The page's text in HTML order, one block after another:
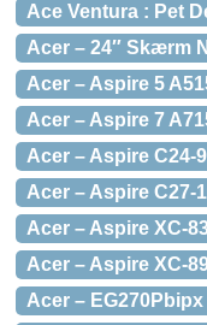
Ace Ventura : Pet
Acer – 24″ Skærm
Acer – Aspire 5
Acer – Aspire 7
Acer – Aspire C24-
Acer – Aspire C27-
Acer – Aspire XC-
Acer – Aspire XC-
Acer –